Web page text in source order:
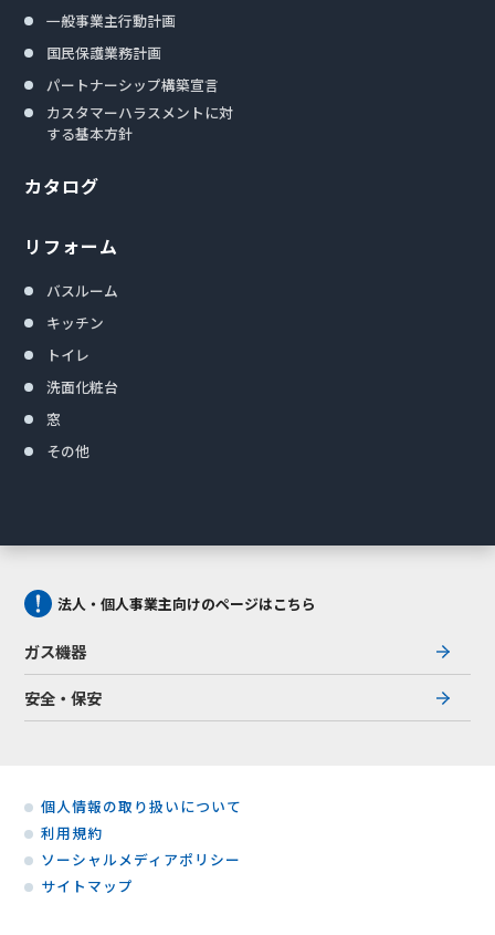
一般事業主行動計画
国民保護業務計画
パートナーシップ構築宣言
カスタマーハラスメントに対
する基本方針
カタログ
リフォーム
バスルーム
キッチン
トイレ
洗面化粧台
窓
その他
法人・個人事業主向けのページはこちら
ガス機器
安全・保安
個人情報の取り扱いについて
利用規約
ソーシャルメディアポリシー
サイトマップ